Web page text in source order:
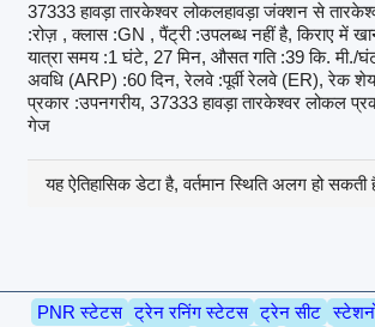
37333 हावड़ा तारकेश्वर लोकलहावड़ा जंक्शन से
:रोज़ , क्लास :GN , पैंट्री :उपलब्ध नहीं है, किराए में
यात्रा समय :1 घंटे, 27 मिन, औसत गति :39 कि. मी./
अवधि (ARP) :60 दिन, रेलवे :पूर्वी रेलवे (ER), रेक
प्रकार :उपनगरीय, 37333 हावड़ा तारकेश्वर लोकल
गेज
यह ऐतिहासिक डेटा है, वर्तमान स्थिति अलग हो सकती
PNR स्टेटस ट्रेन रनिंग स्टेटस ट्रेन सीट